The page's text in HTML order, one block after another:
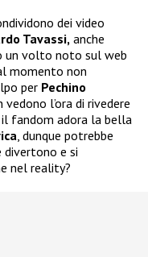
dei video
Tavassi, anche
un volto noto sul web
momento non
per Pechino
l’ora di rivedere
fandom adora la bella
, dunque potrebbe
divertono e si
nel reality?